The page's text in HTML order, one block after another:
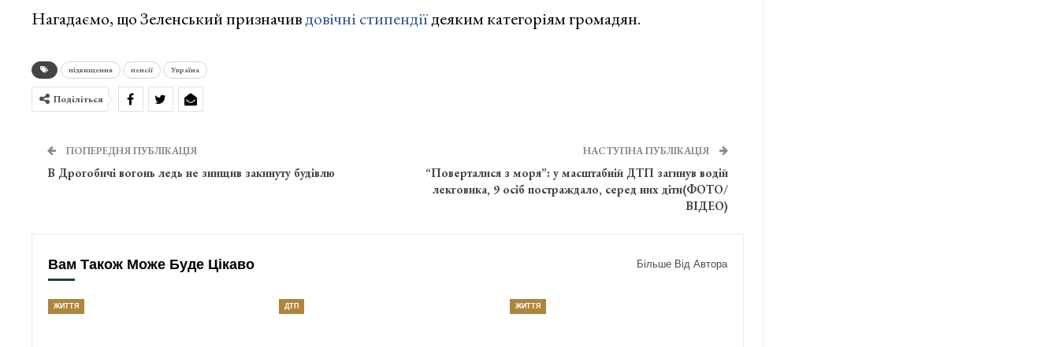
Нагадаємо, що Зеленський призначивдовічні стипендіїдеяким категоріям громадян.
підвищення пенсії Україна
Поділіться
ПОПЕРЕДНЯ ПУБЛІКАЦІЯ
В Дрогобичі вогонь ледь не знищив закинуту будівлю
НАСТУПНА ПУБЛІКАЦІЯ
“Поверталися з моря”: у масштабній ДТП загинув водій
лекговика, 9 осіб постраждало, серед них діти(ФОТО/
ВІДЕО)
Вам Також Може Буде Цікаво Більше Від Автора
ЖИТТЯ ДТП ЖИТТЯ